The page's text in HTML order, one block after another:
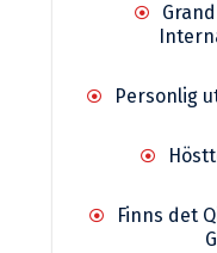
Personlig
Finns det